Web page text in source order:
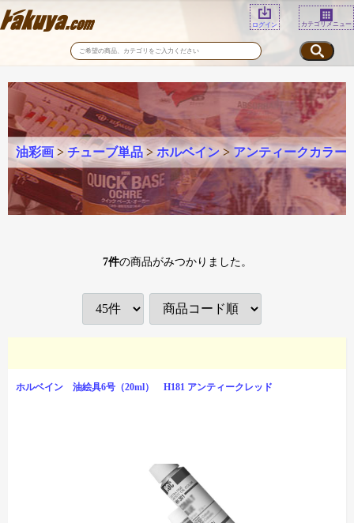
ログイン カテゴリメニュー
油彩画 > チューブ単品 >ホルベイン > アンティークカラー
7件の商品がみつかりました。
ホルベイン 油絵具6号（20ml） H181 アンティークレッド